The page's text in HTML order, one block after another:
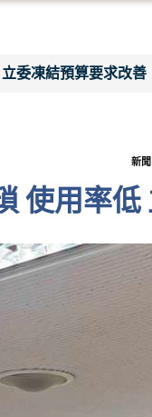
委凍結預算要求改善
新聞
使用率